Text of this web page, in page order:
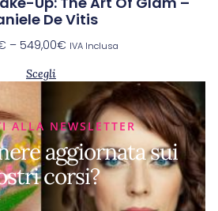
De Vitis
– 549,00€ IVA Inclusa
Scegli
ALLA NEWSLETTER
aggiornata sui
corsi?